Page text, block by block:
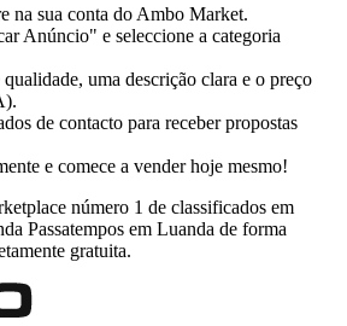
na sua conta do Ambo Market.
Anúncio" e seleccione a categoria
uma descrição clara e o preço
de contacto para receber propostas
e comece a vender hoje mesmo!
número 1 de classificados em
Passatempos em Luanda de forma
gratuita.